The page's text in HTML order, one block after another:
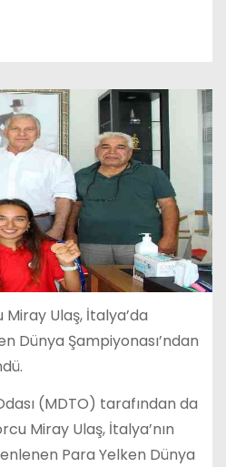
Ulaş, İtalya’da
Dünya Şampiyonası’ndan
(MDTO) tarafından da
Miray Ulaş, İtalya’nın
Para Yelken Dünya